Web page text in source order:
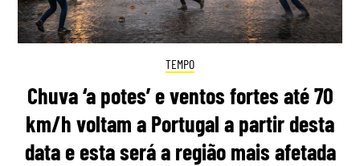
TEMPO
Chuva ‘a potes’ e ventos fortes até 70
km/h voltam a Portugal a partir desta
data e esta será a região mais afetada